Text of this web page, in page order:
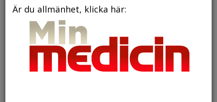
Foto: Canstock, arkiv.
Är du allmänhet, klicka här: